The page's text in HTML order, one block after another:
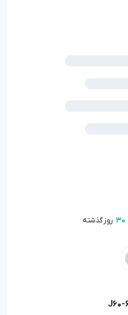
30 روز گذشته
30